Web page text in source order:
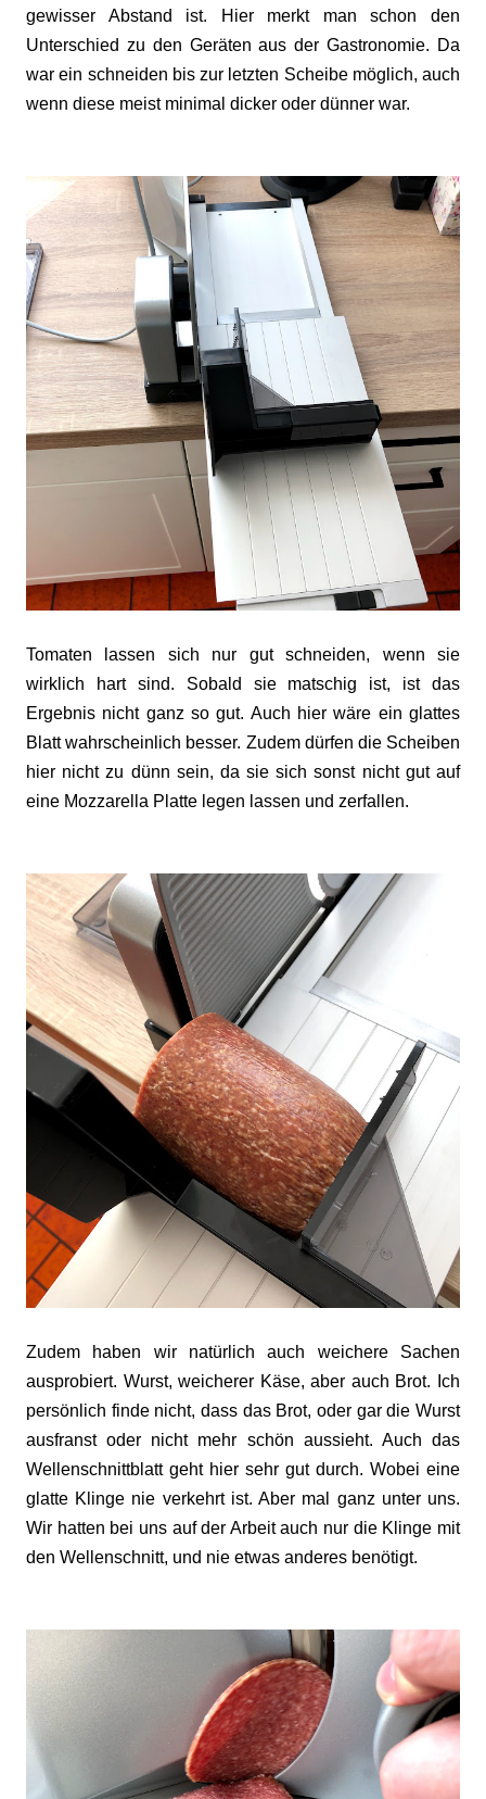
gewisser Abstand ist. Hier merkt man schon den
Unterschied zu den Geräten aus der Gastronomie. Da
war ein schneiden bis zur letzten Scheibe möglich, auch
wenn diese meist minimal dicker oder dünner war.
Tomaten lassen sich nur gut schneiden, wenn sie
wirklich hart sind. Sobald sie matschig ist, ist das
Ergebnis nicht ganz so gut. Auch hier wäre ein glattes
Blatt wahrscheinlich besser. Zudem dürfen die Scheiben
hier nicht zu dünn sein, da sie sich sonst nicht gut auf
eine Mozzarella Platte legen lassen und zerfallen.
Zudem haben wir natürlich auch weichere Sachen
ausprobiert. Wurst, weicherer Käse, aber auch Brot. Ich
persönlich finde nicht, dass das Brot, oder gar die Wurst
ausfranst oder nicht mehr schön aussieht. Auch das
Wellenschnittblatt geht hier sehr gut durch. Wobei eine
glatte Klinge nie verkehrt ist. Aber mal ganz unter uns.
Wir hatten bei uns auf der Arbeit auch nur die Klinge mit
den Wellenschnitt, und nie etwas anderes benötigt.